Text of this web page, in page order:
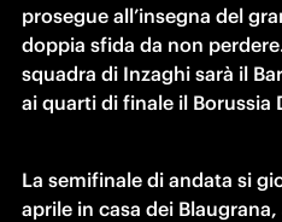
prosegue all’insegna del
doppia sfida da non
squadra di Inzaghi sarà il
ai quarti di finale il Borussia
La semifinale di andata si
aprile in casa dei